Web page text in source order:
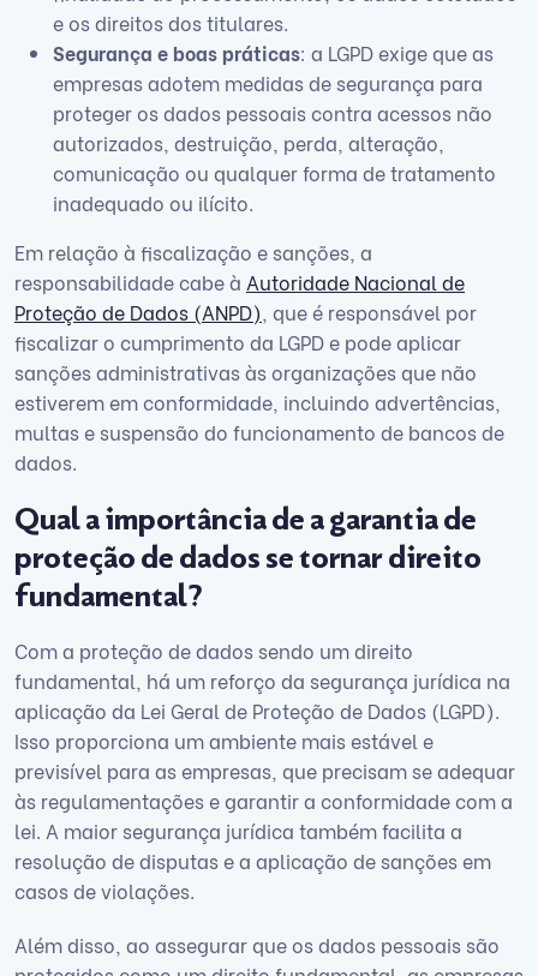
e os direitos dos titulares.
Segurança e boas práticas: a LGPD exige que as
empresas adotem medidas de segurança para
proteger os dados pessoais contra acessos não
autorizados, destruição, perda, alteração,
comunicação ou qualquer forma de tratamento
inadequado ou ilícito.
Em relação à fiscalização e sanções, a
responsabilidade cabe à Autoridade Nacional de
Proteção de Dados (ANPD) , que é responsável por
fiscalizar o cumprimento da LGPD e pode aplicar
sanções administrativas às organizações que não
estiverem em conformidade, incluindo advertências,
multas e suspensão do funcionamento de bancos de
dados.
Qual a importância de a garantia de
proteção de dados se tornar direito
fundamental?
Com a proteção de dados sendo um direito
fundamental, há um reforço da segurança jurídica na
aplicação da Lei Geral de Proteção de Dados (LGPD).
Isso proporciona um ambiente mais estável e
previsível para as empresas, que precisam se adequar
às regulamentações e garantir a conformidade com a
lei. A maior segurança jurídica também facilita a
resolução de disputas e a aplicação de sanções em
casos de violações.
Além disso, ao assegurar que os dados pessoais são